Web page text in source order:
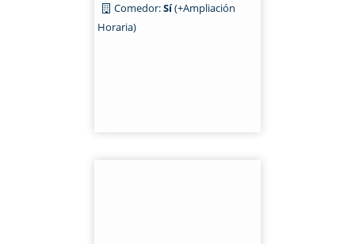
Comedor:Sí(+Ampliación
Horaria)